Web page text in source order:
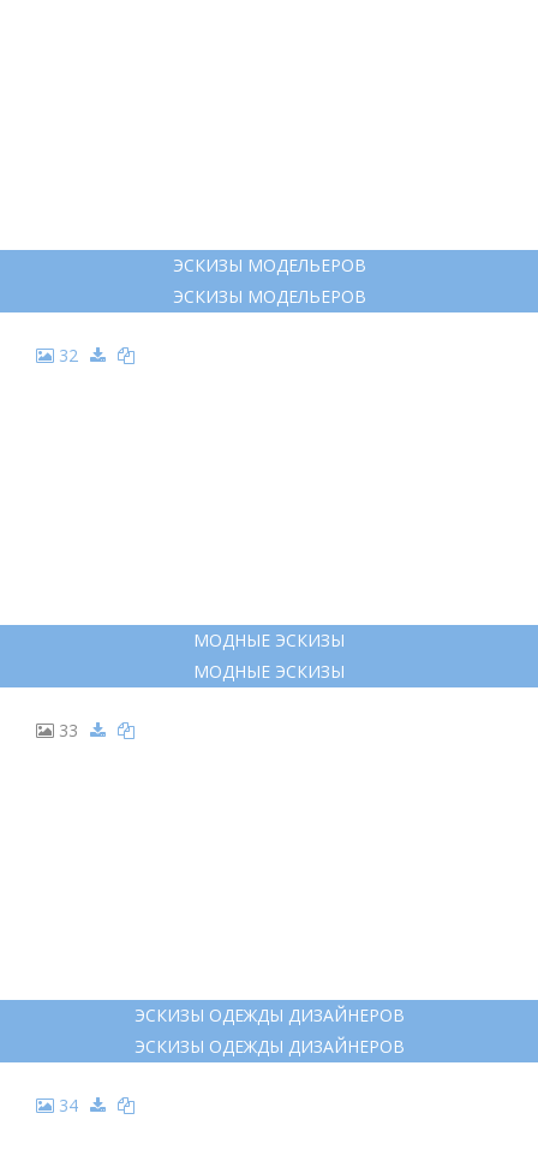
ЭСКИЗЫ МОДЕЛЬЕРОВ
ЭСКИЗЫ МОДЕЛЬЕРОВ
32
МОДНЫЕ ЭСКИЗЫ
МОДНЫЕ ЭСКИЗЫ
33
ЭСКИЗЫ ОДЕЖДЫ ДИЗАЙНЕРОВ
ЭСКИЗЫ ОДЕЖДЫ ДИЗАЙНЕРОВ
34